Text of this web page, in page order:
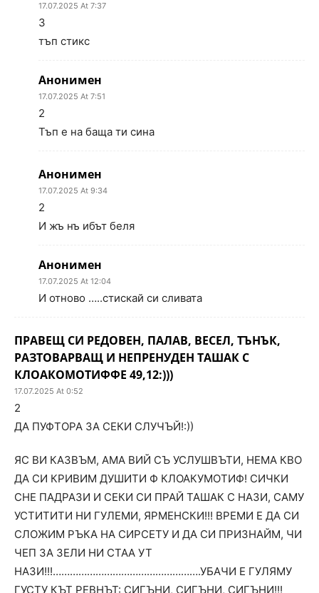
17.07.2025 At 7:37
3
тъп стикс
Анонимен
17.07.2025 At 7:51
2
Тъп е на баща ти сина
Анонимен
17.07.2025 At 9:34
2
И жъ нъ ибът беля
Анонимен
17.07.2025 At 12:04
И отново …..стискай си сливата
ПРАВЕЩ СИ РЕДОВЕН, ПАЛАВ, ВЕСЕЛ, ТЪНЪК,
РАЗТОВАРВАЩ И НЕПРЕНУДЕН ТАШАК С
КЛОАКОМОТИФФЕ 49,12:)))
17.07.2025 At 0:52
2
ДА ПУФТОРА ЗА СЕКИ СЛУЧЪЙ!:))
ЯС ВИ КАЗВЪМ, АМА ВИЙ СЪ УСЛУШВЪТИ, НЕМА КВО
ДА СИ КРИВИМ ДУШИТИ Ф КЛОАКУМОТИФ! СИЧКИ
СНЕ ПАДРАЗИ И СЕКИ СИ ПРАЙ ТАШАК С НАЗИ, САМУ
УСТИТИТИ НИ ГУЛЕМИ, ЯРМЕНСКИ!!! ВРЕМИ Е ДА СИ
СЛОЖИМ РЪКА НА СИРСЕТУ И ДА СИ ПРИЗНАЙМ, ЧИ
ЧЕП ЗА ЗЕЛИ НИ СТАА УТ
НАЗИ!!!…………………………………………….УБАЧИ Е ГУЛЯМУ
ГУСТУ КЪТ РЕВНЪТ: СИГЪНИ, СИГЪНИ, СИГЪНИ!!!